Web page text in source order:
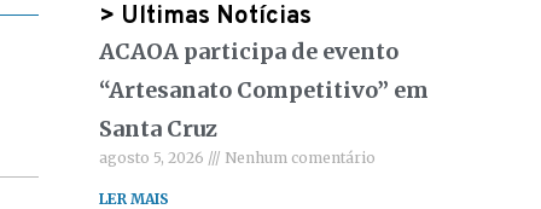
> Ultimas Notícias
ACAOA participa de evento
“Artesanato Competitivo” em
Santa Cruz
agosto 5, 2026 Nenhum comentário
LER MAIS